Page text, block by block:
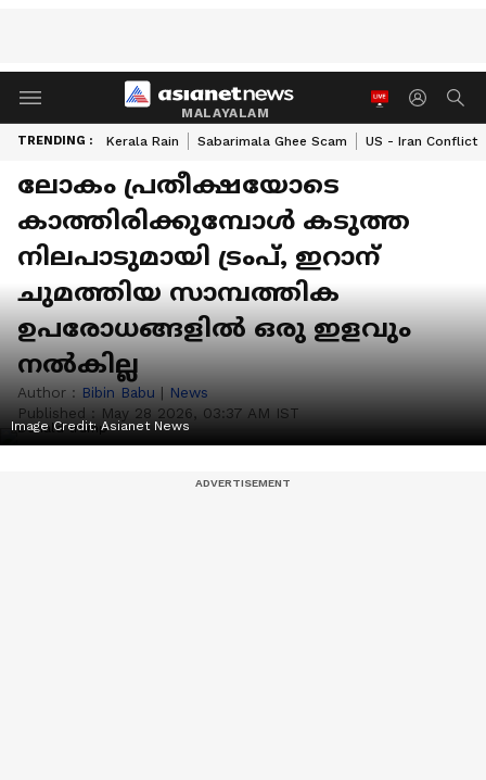
MALAYALAM
TRENDING : Kerala Rain Sabarimala Ghee Scam US - Iran Conflict
ലോകം പ്രതീക്ഷയോടെ
കാത്തിരിക്കുമ്പോൾ കടുത്ത
നിലപാടുമായി ട്രംപ്, ഇറാന്
ചുമത്തിയ സാമ്പത്തിക
ഉപരോധങ്ങളിൽ ഒരു ഇളവും
നൽകില്ല
Author : Bibin Babu | News
Published : May 28 2026, 03:37 AM IST
Image Credit:Asianet News